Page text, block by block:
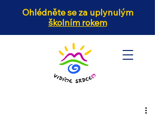
Ohlédněte se za uplynulým
školním rokem